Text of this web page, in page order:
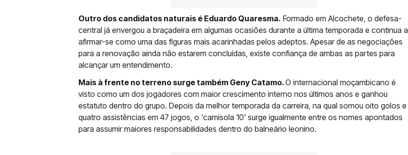
Outro dos candidatos naturais é Eduardo Quaresma. Formado em Alcochete, o defesa-
central já envergou a braçadeira em algumas ocasiões durante a última temporada e continua a
afirmar-se como uma das figuras mais acarinhadas pelos adeptos. Apesar de as negociações
para a renovação ainda não estarem concluídas, existe confiança de ambas as partes para
alcançar um entendimento.
Mais à frente no terreno surge também Geny Catamo.O internacional moçambicano é
visto como um dos jogadores com maior crescimento interno nos últimos anos e ganhou
estatuto dentro do grupo. Depois da melhor temporada da carreira, na qual somou oito golos e
quatro assistências em 47 jogos, o 'camisola 10' surge igualmente entre os nomes apontados
para assumir maiores responsabilidades dentro do balneário leonino.